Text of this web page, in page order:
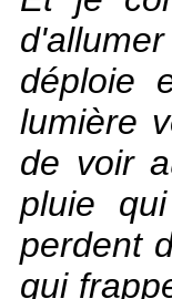
déploie
lumière
de voir
pluie
perdent
qui